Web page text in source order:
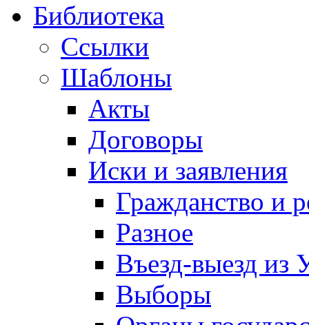
Библиотека
Ссылки
Шаблоны
Акты
Договоры
Иски и заявления
Гражданство и
Разное
Въезд-выезд из
Выборы